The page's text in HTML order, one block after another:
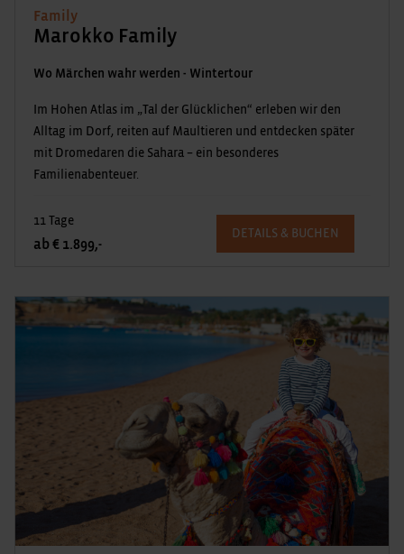
Family
Marokko Family
Wo Märchen wahr werden - Wintertour
Im Hohen Atlas im „Tal der Glücklichen“ erleben wir den
Alltag im Dorf, reiten auf Maultieren und entdecken später
mit Dromedaren die Sahara – ein besonderes
Familienabenteuer.
11 Tage
ab € 1.899,-
DETAILS & BUCHEN